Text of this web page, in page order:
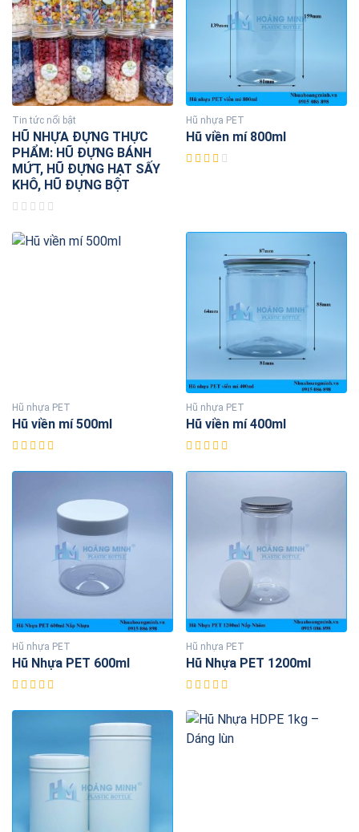
Tin tức nổi bật
HŨ NHỰA ĐỰNG THỰC
PHẨM: HŨ ĐỰNG BÁNH
MỨT, HŨ ĐỰNG HẠT SẤY
KHÔ, HŨ ĐỰNG BỘT
Hũ nhựa PET
Hũ viền mí 800ml
Hũ nhựa PET
Hũ viền mí 500ml
Hũ nhựa PET
Hũ viền mí 400ml
Hũ nhựa PET
Hũ Nhựa PET 600ml
Hũ nhựa PET
Hũ Nhựa PET 1200ml